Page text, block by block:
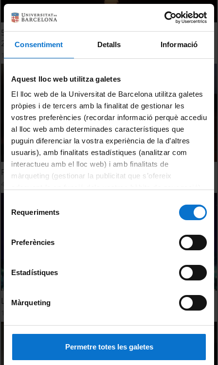
Consentiment Detalls Informació
Aquest lloc web utilitza galetes
El lloc web de la Universitat de Barcelona utilitza galetes
pròpies i de tercers amb la finalitat de gestionar les
vostres preferències (recordar informació perquè accediu
al lloc web amb determinades característiques que
puguin diferenciar la vostra experiència de la d’altres
usuaris), amb finalitats estadístiques (analitzar com
interactueu amb el lloc web) i amb finalitats de
màrqueting (gestionar la publicitat que s’ofereix
consultar laPolítica de galetes del lloc web de la
Requeriments
Preferències
Estadístiques
Màrqueting
Permetre totes les galetes
575 anys il·luminant amb el coneixement. Bones festes
2025
Festa 50 anys Facultats de Ciències
La Universitat de Barcelona us desitja bones festes